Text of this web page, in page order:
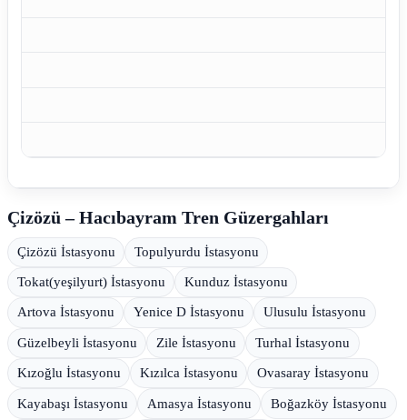
Çizözü – Hacıbayram Tren Güzergahları
Çizözü İstasyonu Topulyurdu İstasyonu
Tokat(yeşilyurt) İstasyonu Kunduz İstasyonu
Artova İstasyonu Yenice D İstasyonu Ulusulu İstasyonu
Güzelbeyli İstasyonu Zile İstasyonu Turhal İstasyonu
Kızoğlu İstasyonu Kızılca İstasyonu Ovasaray İstasyonu
Kayabaşı İstasyonu Amasya İstasyonu Boğazköy İstasyonu